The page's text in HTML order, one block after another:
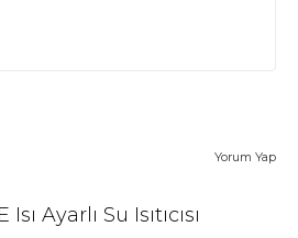
Yorum Yap
Ayarlı Su Isıtıcısı